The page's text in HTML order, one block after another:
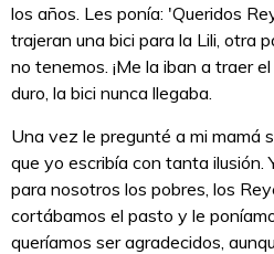
los años. Les ponía: 'Queridos
trajeran una bici para la Lili, otra
no tenemos. ¡Me la iban a traer
duro, la bici nunca llegaba.
Una vez le pregunté a mi mamá
que yo escribía con tanta ilusión.
para nosotros los pobres, los
cortábamos el pasto y le
queríamos ser agradecidos,